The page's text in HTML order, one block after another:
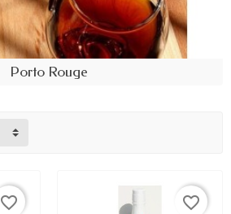
Porto Rouge
favorite_border favorite_border